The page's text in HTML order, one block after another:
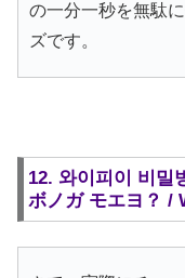
の一分一秒を無駄
ズです。
12. 와이피이 비밀
ボノガ モエヨ？ /